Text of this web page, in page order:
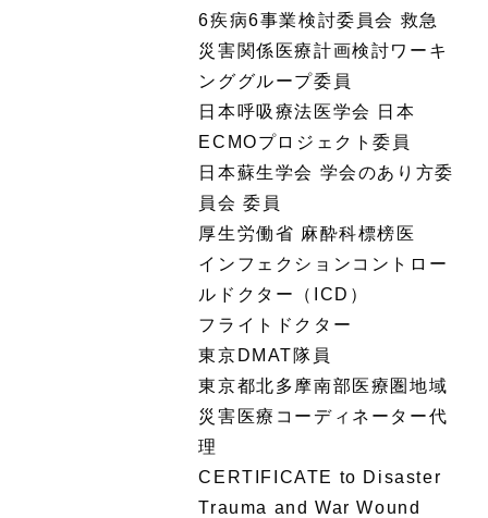
6疾病6事業検討委員会 救急
災害関係医療計画検討ワーキ
ンググループ委員
日本呼吸療法医学会 日本
ECMOプロジェクト委員
日本蘇生学会 学会のあり方委
員会 委員
厚生労働省 麻酔科標榜医
インフェクションコントロー
ルドクター（ICD）
フライトドクター
東京DMAT隊員
東京都北多摩南部医療圏地域
災害医療コーディネーター代
理
CERTIFICATE to Disaster
Trauma and War Wound